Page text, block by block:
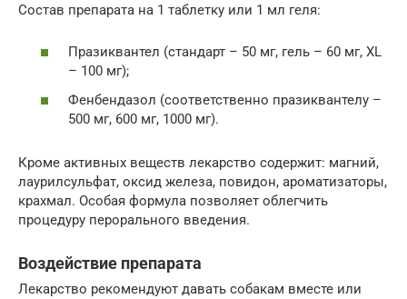
Состав препарата на 1 таблетку или 1 мл геля:
Празиквантел (стандарт – 50 мг, гель – 60 мг, XL
– 100 мг);
Фенбендазол (соответственно празиквантелу –
500 мг, 600 мг, 1000 мг).
Кроме активных веществ лекарство содержит: магний,
лаурилсульфат, оксид железа, повидон, ароматизаторы,
крахмал. Особая формула позволяет облегчить
процедуру перорального введения.
Воздействие препарата
Лекарство рекомендуют давать собакам вместе или